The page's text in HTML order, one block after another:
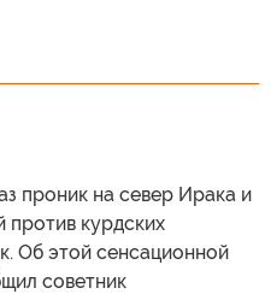
проник на север Ирака и
курдских
Об этой сенсационной
советник